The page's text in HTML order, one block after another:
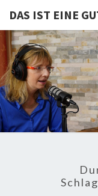
DAS IST EINE